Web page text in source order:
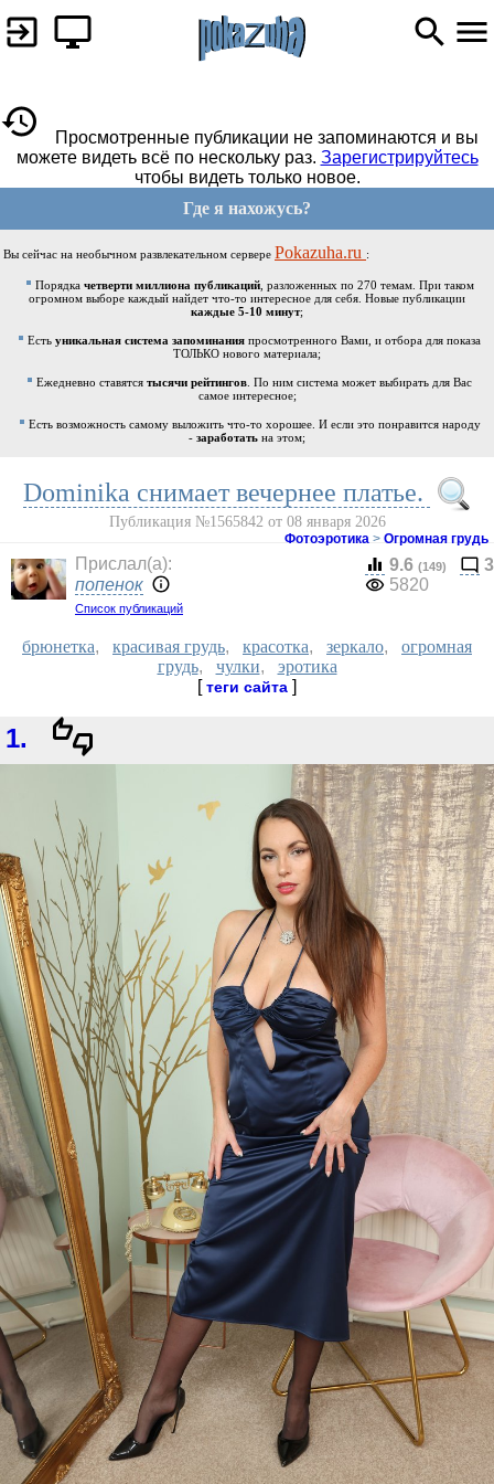
Просмотренные публикации не запоминаются и вы
можете видеть всё по нескольку раз. Зарегистрируйтесь
чтобы видеть только новое.
Где я нахожусь?
Вы сейчас на необычном развлекательном сервере Pokazuha.ru :
Порядка четверти миллиона публикаций, разложенных по 270 темам. При таком
огромном выборе каждый найдет что-то интересное для себя. Новые публикации
каждые 5-10 минут;
Есть уникальная система запоминания просмотренного Вами, и отбора для показа
ТОЛЬКО нового материала;
Ежедневно ставятся тысячи рейтингов . По ним система может выбирать для Вас
самое интересное;
Есть возможность самому выложить что-то хорошее. И если это понравится народу
- заработать на этом;
Dominika снимает вечернее платье.
Публикация №1565842 от 08 января 2026
Фотоэротика > Огромная грудь
Прислал(a):
попенок
Список публикаций
9.6 (149)
3
5820
брюнетка, красивая грудь, красотка, зеркало, огромная
грудь, чулки, эротика
[теги сайта ]
1.